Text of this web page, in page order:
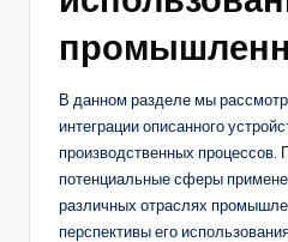
В данном разделе мы
интеграции описанного
производственных процессов.
потенциальные сферы
различных отраслях
перспективы его